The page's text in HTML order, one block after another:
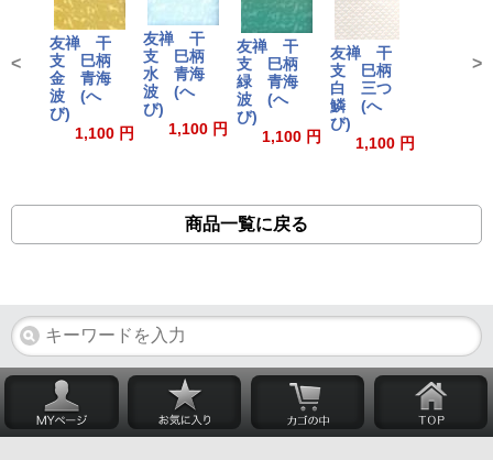
友禅 干
支 巳柄
金 青海
波 (へ
び)
1,100 円
友禅 干
支 巳柄
水 青海
波 (へ
び)
1,100 円
友禅 干
支 巳柄
緑 青海
波 (へ
び)
1,100 円
友禅 干
支 巳柄
白 三つ
鱗 (へ
び)
1,100 円
< >
商品一覧に戻る